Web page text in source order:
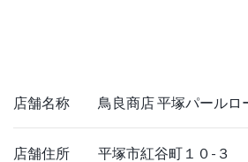
店舗名称 鳥良商店 平塚パールロ
店舗住所 平塚市紅谷町１０-３